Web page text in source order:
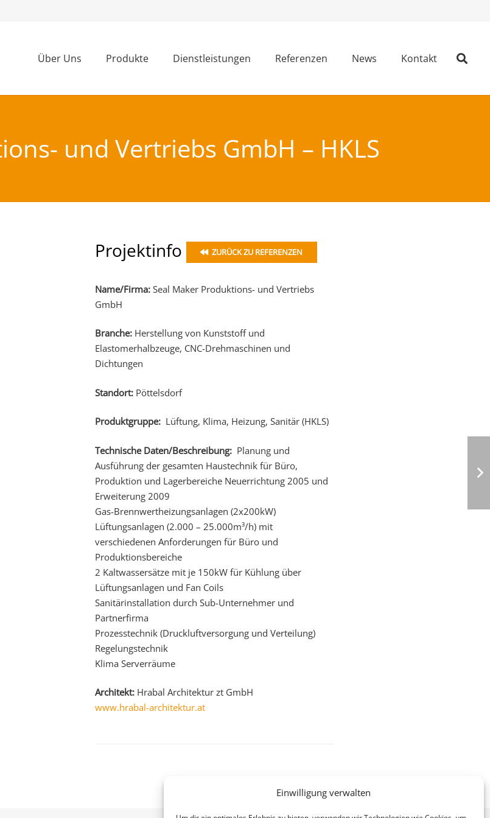
Einwilligung verwalten
Über Uns Produkte Dienstleistungen Referenzen News Kontakt
und Vertriebs GmbH – HKLS
Projektinfo ZURÜCK ZU REFERENZEN
Name/Firma:Seal Maker Produktions- und Vertriebs
GmbH
Branche:Herstellung von Kunststoff und
Elastomerhalbzeuge, CNC-Drehmaschinen und
Dichtungen
Standort:Pöttelsdorf
Produktgruppe: Lüftung, Klima, Heizung, Sanitär (HKLS)
Technische Daten/Beschreibung:Planung und
Ausführung der gesamten Haustechnik für Büro,
Produktion und Lagerbereiche Neuerrichtung 2005 und
Erweiterung 2009
Gas-Brennwertheizungsanlagen (2x200kW)
Lüftungsanlagen (2.000 – 25.000m³/h) mit
verschiedenen Anforderungen für Büro und
Produktionsbereiche
2 Kaltwassersätze mit je 150kW für Kühlung über
Lüftungsanlagen und Fan Coils
Sanitärinstallation durch Sub-Unternehmer und
Partnerfirma
Prozesstechnik (Druckluftversorgung und Verteilung)
Regelungstechnik
Klima Serverräume
Architekt: Hrabal Architektur zt GmbH
www.hrabal-architektur.at